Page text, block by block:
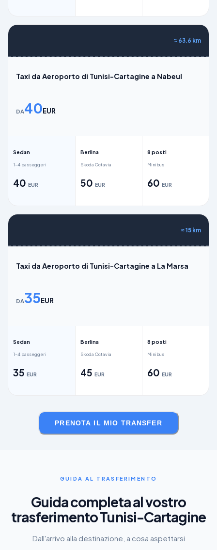
≈ 63.6 km
Taxi da Aeroporto di Tunisi-Cartagine a Nabeul
DA40EUR
Sedan
1–4 passeggeri
40 EUR
Berlina
Skoda Octavia
50 EUR
8 posti
Minibus
60 EUR
≈15 km
Taxi da Aeroporto di Tunisi-Cartagine a La Marsa
DA35EUR
Sedan
1–4 passeggeri
35 EUR
Berlina
Skoda Octavia
45 EUR
8 posti
Minibus
60 EUR
PRENOTA IL MIO TRANSFER
GUIDA AL TRASFERIMENTO
Guida completa al vostro
trasferimento Tunisi-Cartagine
Dall'arrivo alla destinazione, a cosa aspettarsi